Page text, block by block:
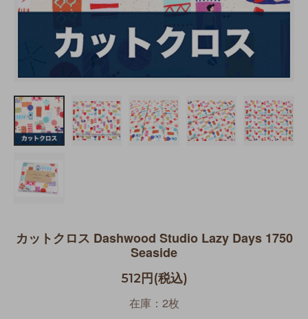
カットクロス Dashwood Studio Lazy Days 1750
Seaside
512円(税込)
在庫：2枚